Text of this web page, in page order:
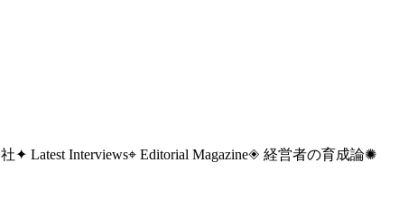
✦ Latest Interviews⌖ Editorial Magazine◈ 経営者の育成論✺